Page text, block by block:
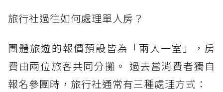
旅行社過往如何處理單人房？
團體旅遊的報價預設皆為「兩人一室」，房
費由兩位旅客共同分攤。 過去當消費者獨自
報名參團時，旅行社通常有三種處理方式：